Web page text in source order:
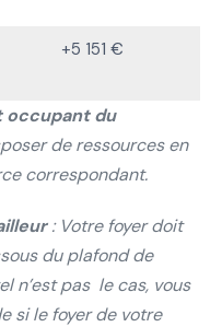
+5 151 €
occupant du
de ressources en
correspondant.
: Votre foyer doit
du plafond de
n’est pas le cas, vous
si le foyer de votre